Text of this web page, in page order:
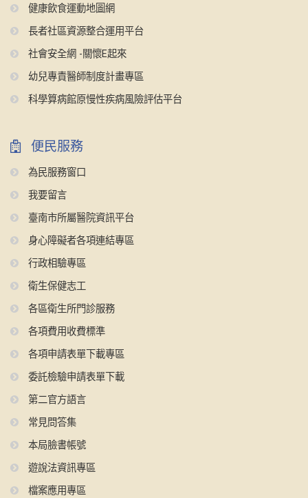
健康飲食運動地圖網
長者社區資源整合運用平台
社會安全網 -關懷E起來
幼兒專責醫師制度計畫專區
科學算病館原慢性疾病風險評估平台
便民服務
為民服務窗口
我要留言
臺南市所屬醫院資訊平台
身心障礙者各項連結專區
行政相驗專區
衛生保健志工
各區衛生所門診服務
各項費用收費標準
各項申請表單下載專區
委託檢驗申請表單下載
第二官方語言
常見問答集
本局臉書帳號
遊說法資訊專區
檔案應用專區